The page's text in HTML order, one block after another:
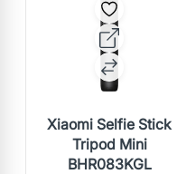
Xiaomi Selfie Stick
Tripod Mini
BHR083KGL